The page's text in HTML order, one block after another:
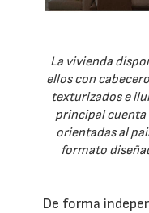
La vivienda
ellos con
texturizados e
principal cuenta
orientadas al
formato
De forma